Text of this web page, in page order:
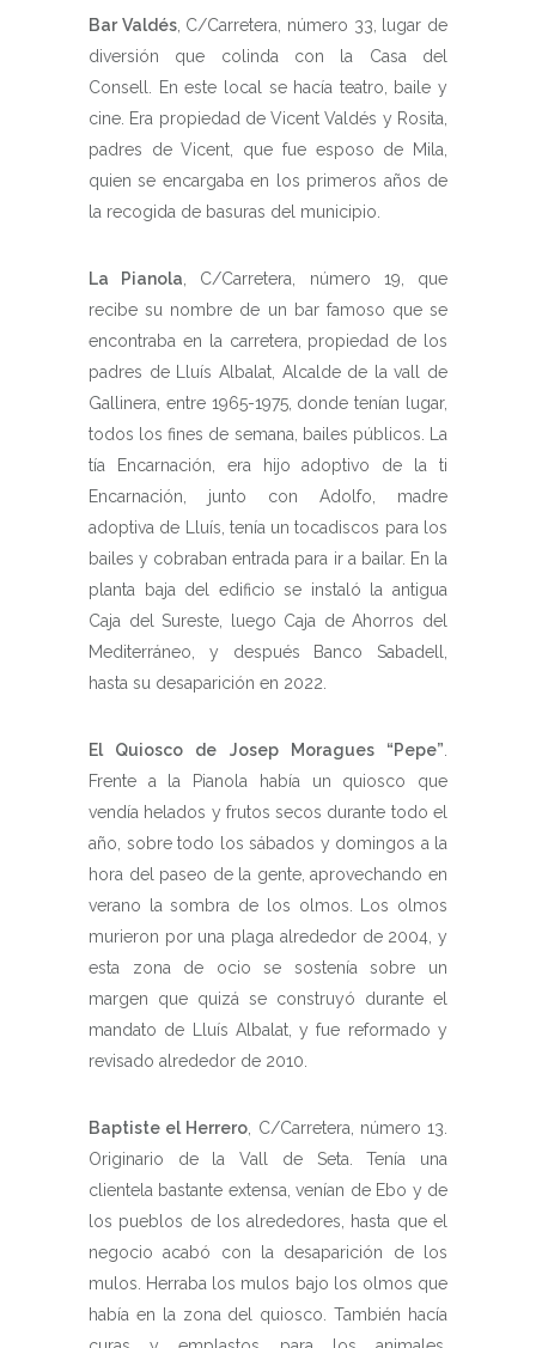
Bar Valdés, C/Carretera, número 33, lugar de
diversión que colinda con la Casa del
Consell. En este local se hacía teatro, baile y
cine. Era propiedad de Vicent Valdés y Rosita,
padres de Vicent, que fue esposo de Mila,
quien se encargaba en los primeros años de
la recogida de basuras del municipio.
La Pianola , C/Carretera, número 19, que
recibe su nombre de un bar famoso que se
encontraba en la carretera, propiedad de los
padres de Lluís Albalat, Alcalde de la vall de
Gallinera, entre 1965-1975, donde tenían lugar,
todos los fines de semana, bailes públicos. La
tía Encarnación, era hijo adoptivo de la ti
Encarnación, junto con Adolfo, madre
adoptiva de Lluís, tenía un tocadiscos para los
bailes y cobraban entrada para ir a bailar. En la
planta baja del edificio se instaló la antigua
Caja del Sureste, luego Caja de Ahorros del
Mediterráneo, y después Banco Sabadell,
hasta su desaparición en 2022.
El Quiosco de Josep Moragues “Pepe”
Frente a la Pianola había un quiosco que
vendía helados y frutos secos durante todo el
año, sobre todo los sábados y domingos a la
hora del paseo de la gente, aprovechando en
verano la sombra de los olmos. Los olmos
murieron por una plaga alrededor de 2004, y
esta zona de ocio se sostenía sobre un
margen que quizá se construyó durante el
mandato de Lluís Albalat, y fue reformado y
revisado alrededor de 2010.
Baptiste el Herrero , C/Carretera, número 13.
Originario de la Vall de Seta. Tenía una
clientela bastante extensa, venían de Ebo y de
los pueblos de los alrededores, hasta que el
negocio acabó con la desaparición de los
mulos. Herraba los mulos bajo los olmos que
había en la zona del quiosco. También hacía